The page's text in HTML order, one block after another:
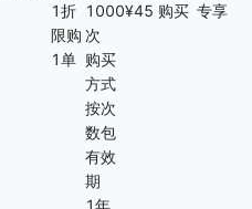
1折
限购
1单
1000
次
购买
方式
按次
数包
有效
期
1年
¥45 购买 专享